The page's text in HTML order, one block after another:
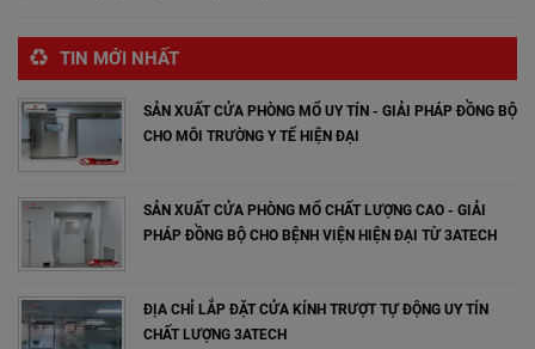
TIN MỚI NHẤT
SẢN XUẤT CỬA PHÒNG MỔ UY TÍN - GIẢI PHÁP ĐỒNG BỘ
CHO MÔI TRƯỜNG Y TẾ HIỆN ĐẠI
SẢN XUẤT CỬA PHÒNG MỔ CHẤT LƯỢNG CAO - GIẢI
PHÁP ĐỒNG BỘ CHO BỆNH VIỆN HIỆN ĐẠI TỪ 3ATECH
ĐỊA CHỈ LẮP ĐẶT CỬA KÍNH TRƯỢT TỰ ĐỘNG UY TÍN
CHẤT LƯỢNG 3ATECH